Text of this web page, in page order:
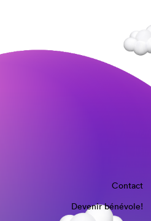
Contact
Devenir bénévole!